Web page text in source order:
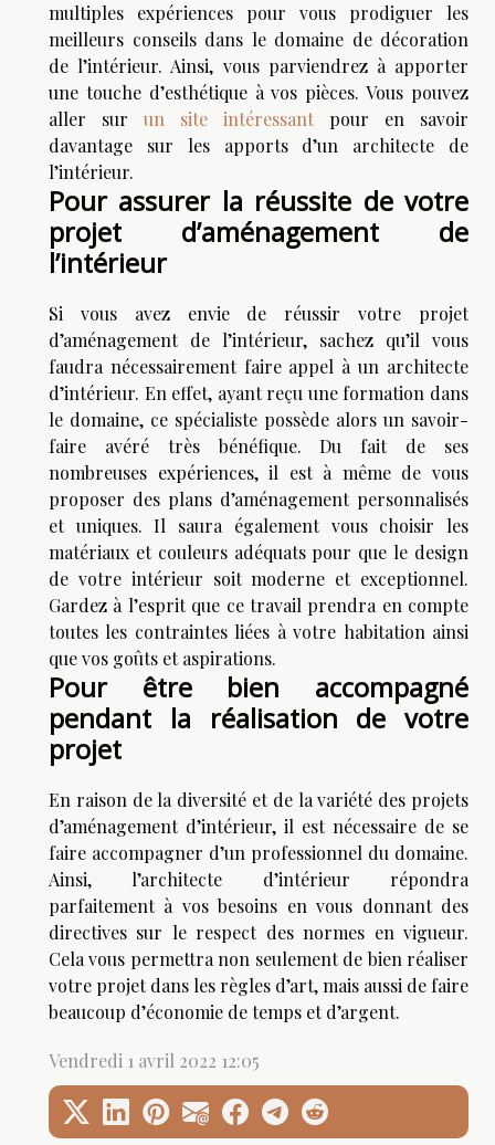
multiples expériences pour vous prodiguer les
meilleurs conseils dans le domaine de décoration
de l’intérieur. Ainsi, vous parviendrez à apporter
une touche d’esthétique à vos pièces. Vous pouvez
aller sur un site intéressant pour en savoir
davantage sur les apports d’un architecte de
l’intérieur.
Pour assurer la réussite de votre
projet d’aménagement de
l’intérieur
Si vous avez envie de réussir votre projet
d’aménagement de l’intérieur, sachez qu’il vous
faudra nécessairement faire appel à un architecte
d’intérieur. En effet, ayant reçu une formation dans
le domaine, ce spécialiste possède alors un savoir-
faire avéré très bénéfique. Du fait de ses
nombreuses expériences, il est à même de vous
proposer des plans d’aménagement personnalisés
et uniques. Il saura également vous choisir les
matériaux et couleurs adéquats pour que le design
de votre intérieur soit moderne et exceptionnel.
Gardez à l’esprit que ce travail prendra en compte
toutes les contraintes liées à votre habitation ainsi
que vos goûts et aspirations.
Pour être bien accompagné
pendant la réalisation de votre
projet
En raison de la diversité et de la variété des projets
d’aménagement d’intérieur, il est nécessaire de se
faire accompagner d’un professionnel du domaine.
Ainsi, l’architecte d’intérieur répondra
parfaitement à vos besoins en vous donnant des
directives sur le respect des normes en vigueur.
Cela vous permettra non seulement de bien réaliser
votre projet dans les règles d’art, mais aussi de faire
beaucoup d’économie de temps et d’argent.
Vendredi 1 avril 2022 12:05